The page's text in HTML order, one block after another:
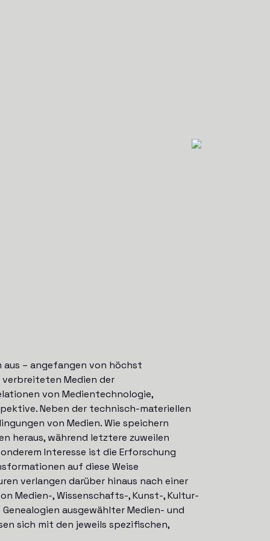
aus – angefangen von höchst
Medien der
von Medientechnologie,
Neben der technisch-materiellen
von Medien. Wie speichern
heraus, während letztere zuweilen
Interesse ist die Erforschung
auf diese Weise
verlangen darüber hinaus nach einer
Medien-, Wissenschafts-, Kunst-, Kultur-
ausgewählter Medien- und
sich mit den jeweils spezifischen,